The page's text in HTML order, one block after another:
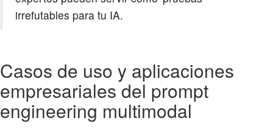
irrefutables para tu IA.
Casos de uso y aplicaciones
empresariales del prompt
engineering multimodal